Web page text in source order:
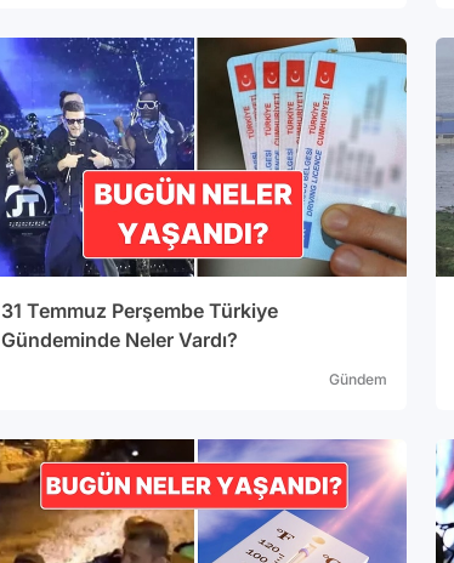
31 Temmuz Perşembe Türkiye
Gündeminde Neler Vardı?
Gündem